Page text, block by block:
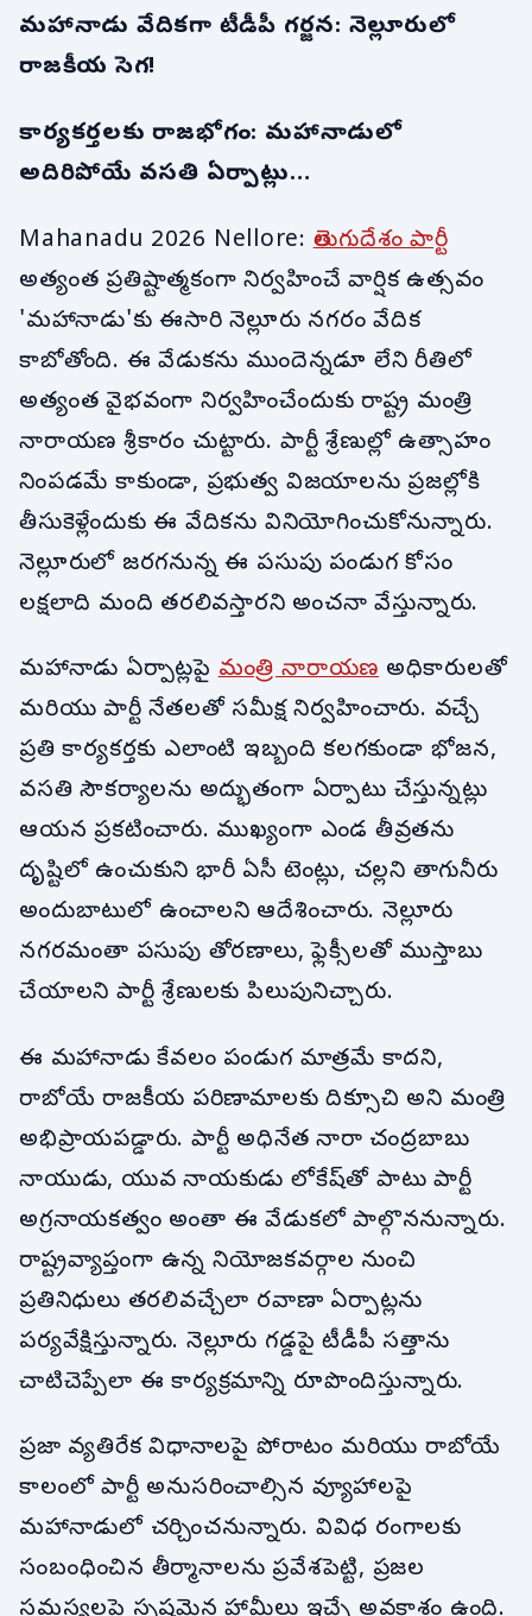
మహానాడు వేదికగా టీడీపీ గర్జన: నెల్లూరులో
రాజకీయ సెగ!
కార్యకర్తలకు రాజభోగం: మహానాడులో
అదిరిపోయే వసతి ఏర్పాట్లు…
Mahanadu 2026 Nellore:తెలుగుదేశం పార్టీ
అత్యంత ప్రతిష్టాత్మకంగా నిర్వహించే వార్షిక ఉత్సవం
'మహానాడు'కు ఈసారి నెల్లూరు నగరం వేదిక
కాబోతోంది. ఈ వేడుకను ముందెన్నడూ లేని రీతిలో
అత్యంత వైభవంగా నిర్వహించేందుకు రాష్ట్ర మంత్రి
నారాయణ శ్రీకారం చుట్టారు. పార్టీ శ్రేణుల్లో ఉత్సాహం
నింపడమే కాకుండా, ప్రభుత్వ విజయాలను ప్రజల్లోకి
తీసుకెళ్లేందుకు ఈ వేదికను వినియోగించుకోనున్నారు.
నెల్లూరులో జరగనున్న ఈ పసుపు పండుగ కోసం
లక్షలాది మంది తరలివస్తారని అంచనా వేస్తున్నారు.
మహానాడు ఏర్పాట్లపైమంత్రి నారాయణ అధికారులతో
మరియు పార్టీ నేతలతో సమీక్ష నిర్వహించారు. వచ్చే
ప్రతి కార్యకర్తకు ఎలాంటి ఇబ్బంది కలగకుండా భోజన,
వసతి సౌకర్యాలను అద్భుతంగా ఏర్పాటు చేస్తున్నట్లు
ఆయన ప్రకటించారు. ముఖ్యంగా ఎండ తీవ్రతను
దృష్టిలో ఉంచుకుని భారీ ఏసీ టెంట్లు, చల్లని తాగునీరు
అందుబాటులో ఉంచాలని ఆదేశించారు. నెల్లూరు
నగరమంతా పసుపు తోరణాలు, ఫ్లెక్సీలతో ముస్తాబు
చేయాలని పార్టీ శ్రేణులకు పిలుపునిచ్చారు.
ఈ మహానాడు కేవలం పండుగ మాత్రమే కాదని,
రాబోయే రాజకీయ పరిణామాలకు దిక్సూచి అని మంత్రి
అభిప్రాయపడ్డారు. పార్టీ అధినేత నారా చంద్రబాబు
నాయుడు, యువ నాయకుడు లోకేష్‌తో పాటు పార్టీ
అగ్రనాయకత్వం అంతా ఈ వేడుకలో పాల్గొననున్నారు.
రాష్ట్రవ్యాప్తంగా ఉన్న నియోజకవర్గాల నుంచి
ప్రతినిధులు తరలివచ్చేలా రవాణా ఏర్పాట్లను
పర్యవేక్షిస్తున్నారు. నెల్లూరు గడ్డపై టీడీపీ సత్తాను
చాటిచెప్పేలా ఈ కార్యక్రమాన్ని రూపొందిస్తున్నారు.
ప్రజా వ్యతిరేక విధానాలపై పోరాటం మరియు రాబోయే
కాలంలో పార్టీ అనుసరించాల్సిన వ్యూహాలపై
మహానాడులో చర్చించనున్నారు. వివిధ రంగాలకు
సంబంధించిన తీర్మానాలను ప్రవేశపెట్టి, ప్రజల